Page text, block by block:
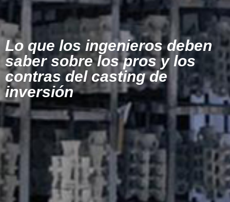
Lo que los ingenieros deben
saber sobre los pros y los
contras del casting de
inversión